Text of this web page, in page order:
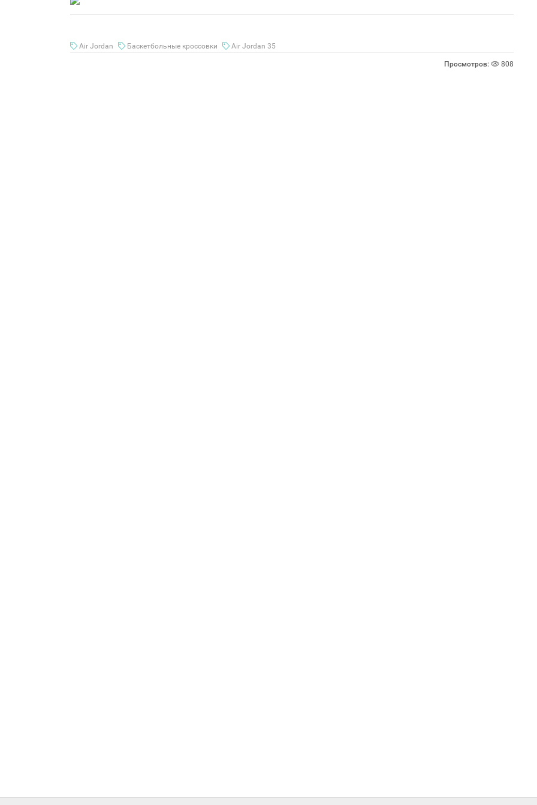
Air Jordan Баскетбольные кроссовки Air Jordan 35
Просмотров: 808